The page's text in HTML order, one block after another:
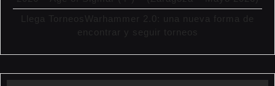
Llega TorneosWarhammer 2.0: una nueva forma de
encontrar y seguir torneos